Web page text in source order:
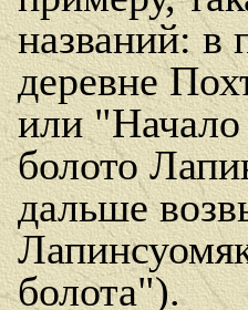
названий: в
деревне
или "Начало
болото
дальше
болота").